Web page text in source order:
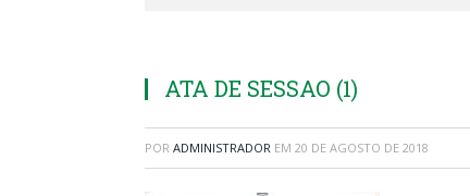
ATA DE SESSAO (1)
POR ADMINISTRADOR EM 20 DE AGOSTO DE 2018